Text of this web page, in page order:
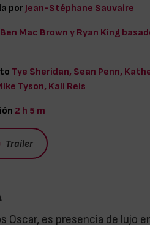
por Jean-Stéphane Sauvaire
Ben Mac Brown y Ryan King
Tye Sheridan, Sean Penn,
Tyson, Kali Reis
2 h 5 m
Trailer
Oscar, es presencia de lujo